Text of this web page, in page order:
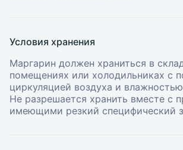
Условия хранения
Маргарин должен храниться в
помещениях или холодильниках с
циркуляцией воздуха и
Не разрешается хранить вместе с
имеющими резкий специфический